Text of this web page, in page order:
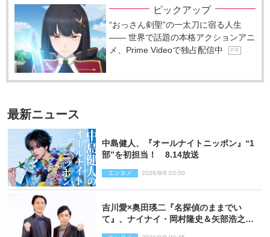
ピックアップ
“おっさん剣聖”の一太刀に宿る人生
―― 世界で話題の本格アクションアニ
メ、Prime Videoで独占配信中
P R
最新ニュース
中島健人、『オールナイトニッポン』“1
部”を初担当！ 8.14放送
エンタメ 2026/8/8 03:00
吉川愛×奥田瑛二『名探偵のままでい
て』、ナイナイ・岡村隆史＆矢部浩之の